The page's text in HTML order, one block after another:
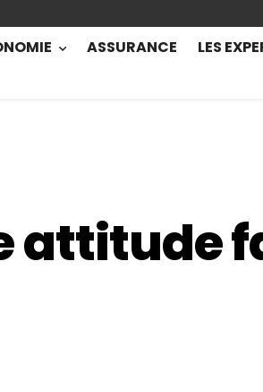
ASSURANCE LES
attitude